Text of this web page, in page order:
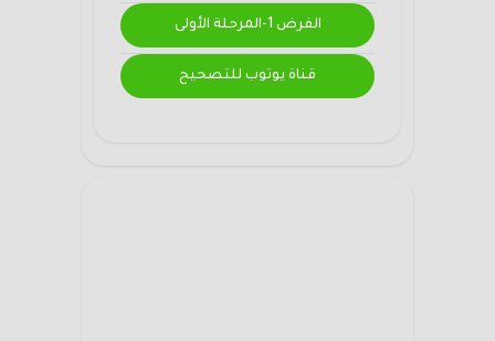
الفرض 1-المرحلة الأولى
قناة يوتوب للتصحيح